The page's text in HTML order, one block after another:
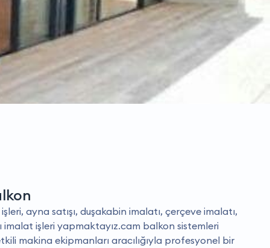
ayna satışı, duşakabin imalatı, çerçeve imalatı,
imalat işleri yapmaktayız.cam balkon sistemleri
makina ekipmanları aracılığıyla profesyonel bir